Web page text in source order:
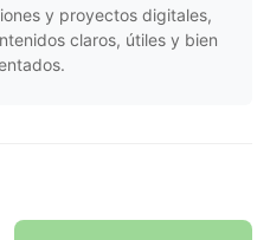
y proyectos digitales,
claros, útiles y bien